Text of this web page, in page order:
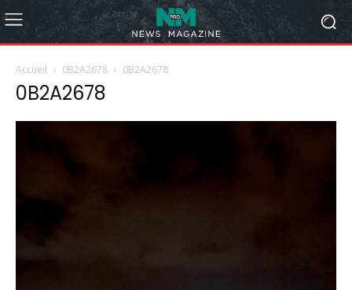
Accueil 0B2A2678 0B2A2678
0B2A2678